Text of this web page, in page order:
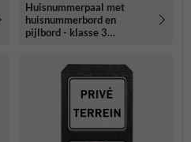
Huisnummerpaal met
huisnummerbord en
pijlbord - klasse 3